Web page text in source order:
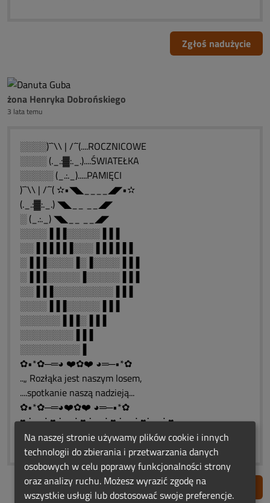
Zgłoś nadużycie
żona Henryka Dobrońskiego
3 lata temu
░░░░)¯`\\ | /´¯(....ROCZNICOWE
░░░░ (._.:▓:._.)....ŚWIATEŁKA
░░░░░ (_.:._).....PAMIĘCI
)¯`\\ | /´¯( ✫•◥◣____◢◤•✫
(._.:▓:._.) ◥◣__ __◢◤
░ (_.:._) ◥◣__ __◢◤
░░░░▐▐▐░░░░░▐▐▐
░░▐▐▐▐▐▐░░░▐▐▐▐▐▐
░▐▐▐░░░░▐░▐░░░░▐▐▐
░▐▐▐░░░░░▐░░░░░▐▐▐
░░▐▐▐░░░░░░░░░▐▐▐
░░░░▐▐▐░░░░░▐▐▐
░░░░░░▐▐▐░▐▐▐
░░░░░░░░▐▐▐
░░░░░░░░░▐
✿•*✿─═◕ ❤️✿❤️ ◕═─•*✿
..„ Rozłąka jest naszym losem,
....spotkanie naszą nadzieją...
✿•*✿─═◕❤️✿❤️ ◕═─•*✿
♥ ⋱⋰ ♥ ⋱⋰ ♥ ⋱⋰ ♥ ⋱⋰ ♥⋱⋰ ♥
❀*¯*♥*¯*❀*¯*♥*¯*❀*¯*♥*¯*❀
Zgłoś nadużycie
Na naszej stronie używamy plików cookie i innych
technologii do zbierania i przetwarzania danych
osobowych w celu poprawy funkcjonalności strony
oraz analizy ruchu. Możesz wyrazić zgodę na
wszystkie usługi lub dostosować swoje preferencje.